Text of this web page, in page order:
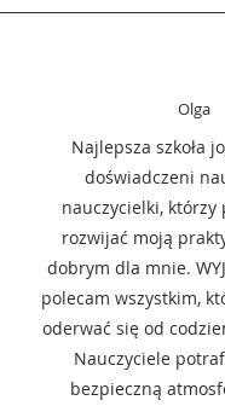
Olga
Najlepsza szkoła
doświadczeni
nauczycielki, którzy
rozwijać moją
dobrym dla mnie.
polecam wszystkim,
oderwać się od
Nauczyciele
bezpieczną